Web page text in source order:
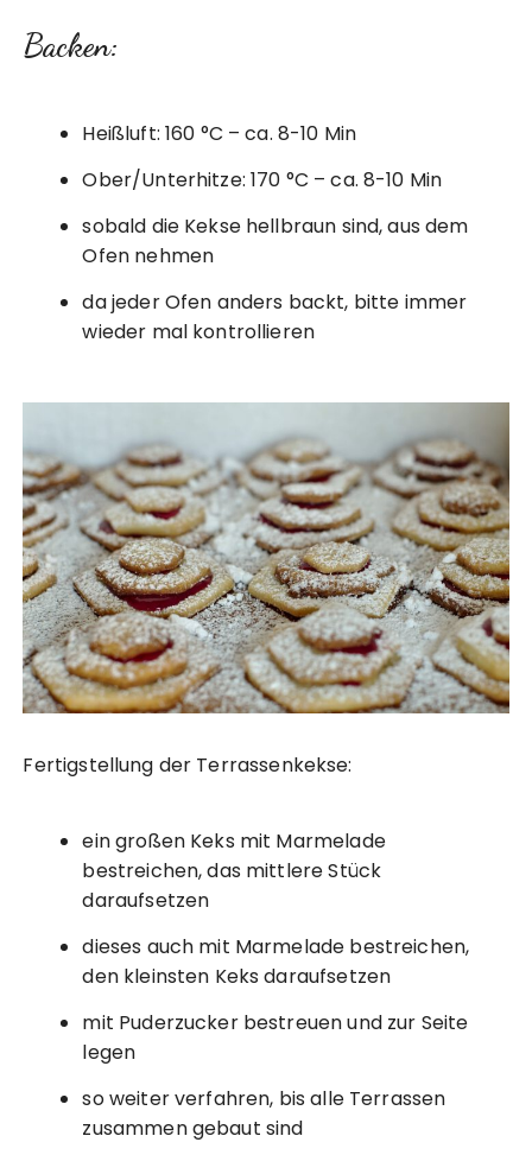
Backen:
Heißluft: 160 °C – ca. 8-10 Min
Ober/Unterhitze: 170 °C – ca. 8-10 Min
sobald die Kekse hellbraun sind, aus dem
Ofen nehmen
da jeder Ofen anders backt, bitte immer
wieder mal kontrollieren
Fertigstellung der Terrassenkekse:
ein großen Keks mit Marmelade
bestreichen, das mittlere Stück
daraufsetzen
dieses auch mit Marmelade bestreichen,
den kleinsten Keks daraufsetzen
mit Puderzucker bestreuen und zur Seite
legen
so weiter verfahren, bis alle Terrassen
zusammen gebaut sind